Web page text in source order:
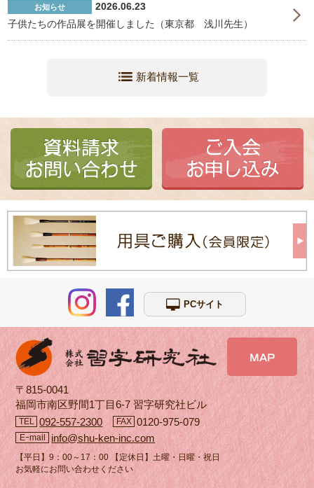
お知らせ
2026.06.23
子供たちの作品展を開催しました（東京都 浅川先生）
新着情報一覧
PCサイト
〒815-0041
福岡市南区野間1丁目6-7 習字研究社ビル
TEL 092-557-2300 FAX 0120-975-079
Eｰmail info@shu-ken-inc.com
【平日】9：00～17：00 【定休日】土曜・日曜・祝日
お気軽にお問い合わせください